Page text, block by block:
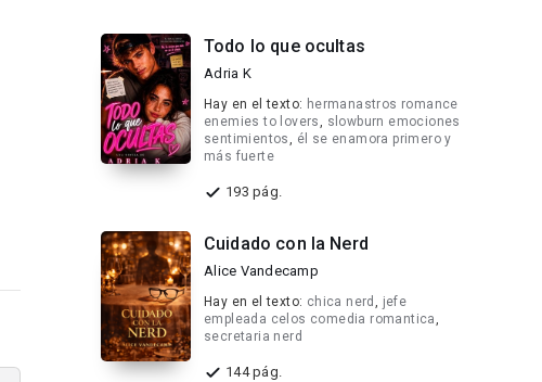
Todo lo que ocultas
Adria K
Hay en el texto: hermanastros romance
enemies to lovers, slowburn emociones
sentimientos, él se enamora primero y
más fuerte
193 pág.
Cuidado con la Nerd
Alice Vandecamp
Hay en el texto: chica nerd , jefe
empleada celos comedia romantica,
secretaria nerd
144 pág.